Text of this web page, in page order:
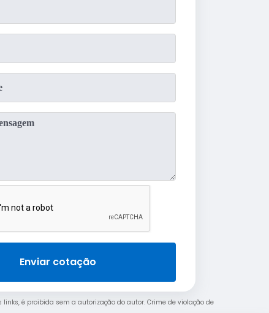
Enviar cotação
é proibida sem a autorização do autor. Crime de violação de